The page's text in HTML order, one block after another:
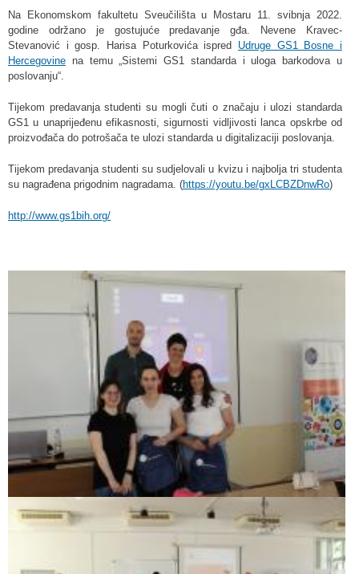
Na Ekonomskom fakultetu Sveučilišta u Mostaru 11. svibnja 2022.
godine održano je gostujuće predavanje gđa. Nevene Kravec-
Stevanović i gosp. Harisa Poturkovića ispred Udruge GS1 Bosne i
Hercegovine na temu „Sistemi GS1 standarda i uloga barkodova u
poslovanju“.
Tijekom predavanja studenti su mogli čuti o značaju i ulozi standarda
GS1 u unaprijeđenu efikasnosti, sigurnosti vidljivosti lanca opskrbe od
proizvođača do potrošača te ulozi standarda u digitalizaciji poslovanja.
Tijekom predavanja studenti su sudjelovali u kvizu i najbolja tri studenta
su nagrađena prigodnim nagradama. (https://youtu.be/gxLCBZDnwRo)
http://www.gs1bih.org/